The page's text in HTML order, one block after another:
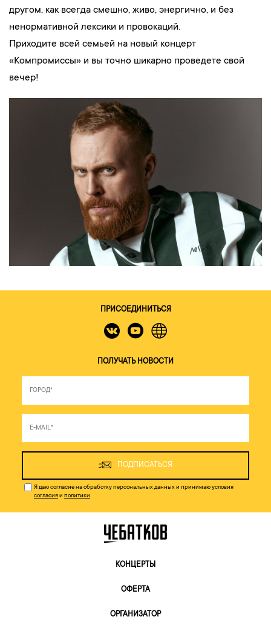
другом, как всегда смешно, живо, энергично, и без
ненормативной лексики и провокаций.
Приходите всей семьей на новый концерт
«Компромиссы» и вы точно шикарно проведете свой
вечер!
ПРИСОЕДИНИТЬСЯ
ПОЛУЧАТЬ НОВОСТИ
ПОДПИСАТЬСЯ
Я даю согласие на обработку персональных данных и принимаю условия
согласияи политики
КОНЦЕРТЫ
ОФЕРТА
ОРГАНИЗАТОР